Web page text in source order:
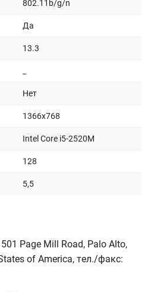
802.11b/g/n
Да
13.3
Нет
1366x768
Intel Core i5-2520M
128
5,5
Page Mill Road, Palo Alto,
of America, тeл./факс: